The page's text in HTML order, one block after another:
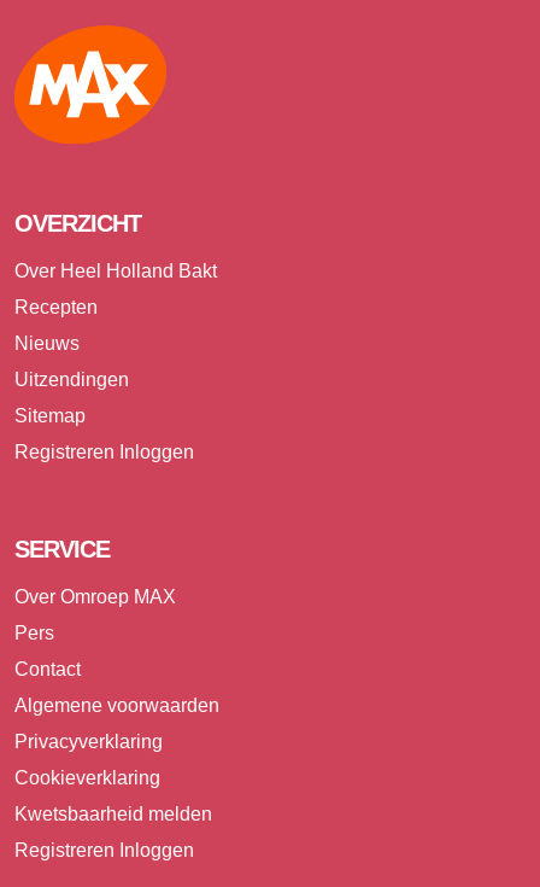
Max
OVERZICHT
Over Heel Holland Bakt
Recepten
Nieuws
Uitzendingen
Sitemap
Registreren Inloggen
SERVICE
Over Omroep MAX
Pers
Contact
Algemene voorwaarden
Privacyverklaring
Cookieverklaring
Kwetsbaarheid melden
Registreren Inloggen